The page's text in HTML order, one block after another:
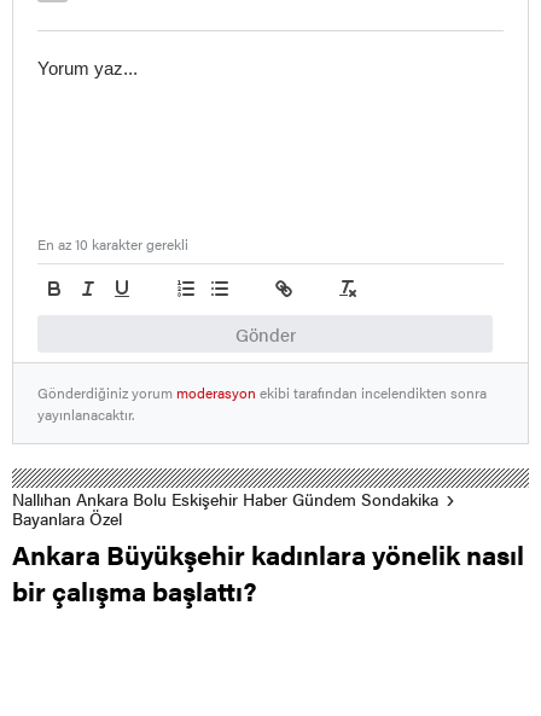
Gönder
En az 10 karakter gerekli
Gönderdiğiniz yorummoderasyon ekibi tarafından incelendikten sonra
yayınlanacaktır.
Nallıhan Ankara Bolu Eskişehir Haber Gündem Sondakika
Bayanlara Özel
Ankara Büyükşehir kadınlara yönelik nasıl
bir çalışma başlattı?